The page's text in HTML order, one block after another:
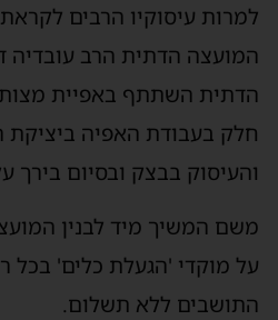
למרות עיסוקיו הרבים
המועצה הדתית הרב עובדיה
הדתית השתתף באפיית
חלק בעבודת האפיה
והעיסוק בבצק ובסיום
משם המשיך מיד לבנין
על מוקדי 'הגעלת כלים' בכל
התושבים ללא תשלום.